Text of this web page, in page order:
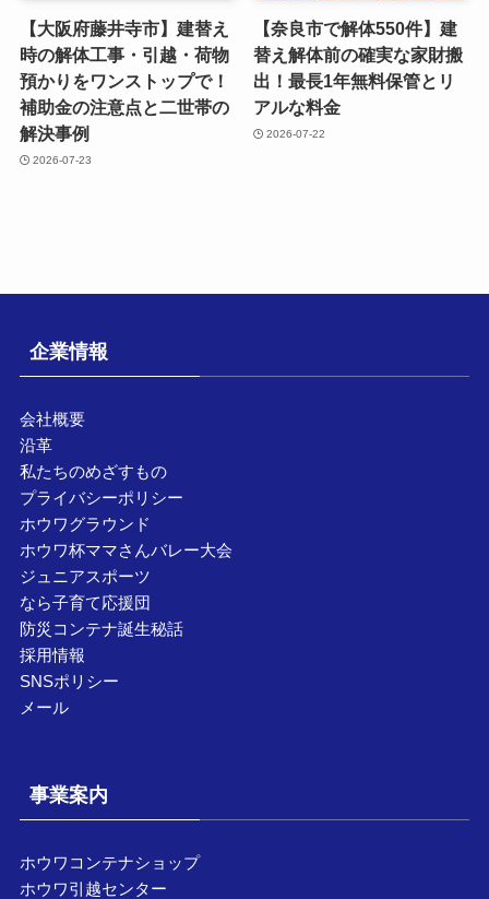
【大阪府藤井寺市】建替え
時の解体工事・引越・荷物
預かりをワンストップで！
補助金の注意点と二世帯の
解決事例
2026-07-23
【奈良市で解体550件】建
替え解体前の確実な家財搬
出！最長1年無料保管とリ
アルな料金
2026-07-22
企業情報
会社概要
沿革
私たちのめざすもの
プライバシーポリシー
ホウワグラウンド
ホウワ杯ママさんバレー大会
ジュニアスポーツ
なら子育て応援団
防災コンテナ誕生秘話
採用情報
SNSポリシー
メール
事業案内
ホウワコンテナショップ
ホウワ引越センター